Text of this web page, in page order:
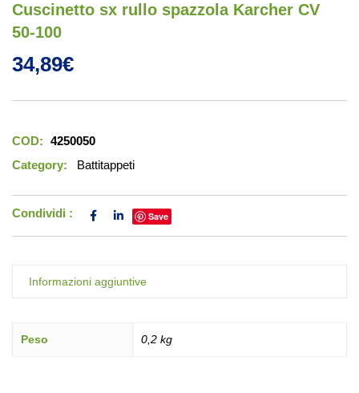
Cuscinetto sx rullo spazzola Karcher CV
50-100
34,89€
COD: 4250050
Category:
Battitappeti
Condividi : Save
Informazioni aggiuntive
Peso 0,2 kg